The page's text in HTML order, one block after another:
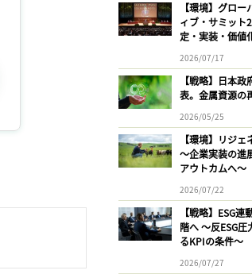
【環境】グロ
ィブ・サミット
定・実装・価値
2026/07/17
【戦略】日本
表。金属資源の
2026/05/25
【環境】リジ
〜企業実装の進
アウトカムへ〜
2026/07/22
【戦略】ESG
階へ 〜反ESG圧
るKPIの条件〜
2026/07/27